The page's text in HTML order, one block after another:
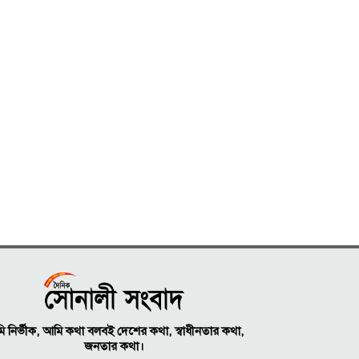
নির্ভীক, আমি কথা বলবই দেশের কথা, স্বাধীনতার কথা,
জনতার কথা।